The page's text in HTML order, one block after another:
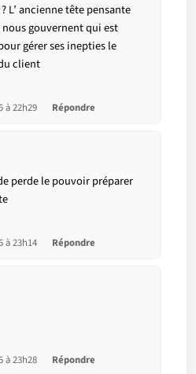
L’ ancienne tête pensante
gouvernent qui est
gérer ses inepties le
client
à 22h29 Répondre
perde le pouvoir préparer
à 23h14 Répondre
à 23h28 Répondre